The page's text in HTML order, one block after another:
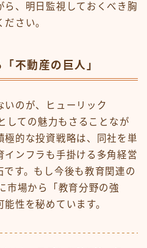
ら、明日監視しておくべき胸
さい。
不動産の巨人」
いのが、ヒューリック
しての魅力もさることなが
極的な投資戦略は、同社を単
インフラも手掛ける多角経営
す。もし今後も教育関連の
市場から「教育分野の強
性を秘めています。